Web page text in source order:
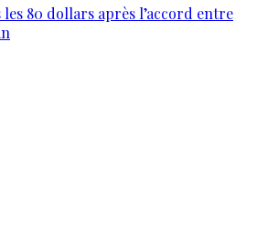
les 80 dollars après l’accord entre